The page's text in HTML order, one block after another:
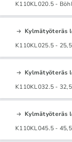
K110KL020.5 -
Kylmätyöteräs
K110KL025.5 -
Kylmätyöteräs
K110KL032.5 -
Kylmätyöteräs
K110KL045.5 -